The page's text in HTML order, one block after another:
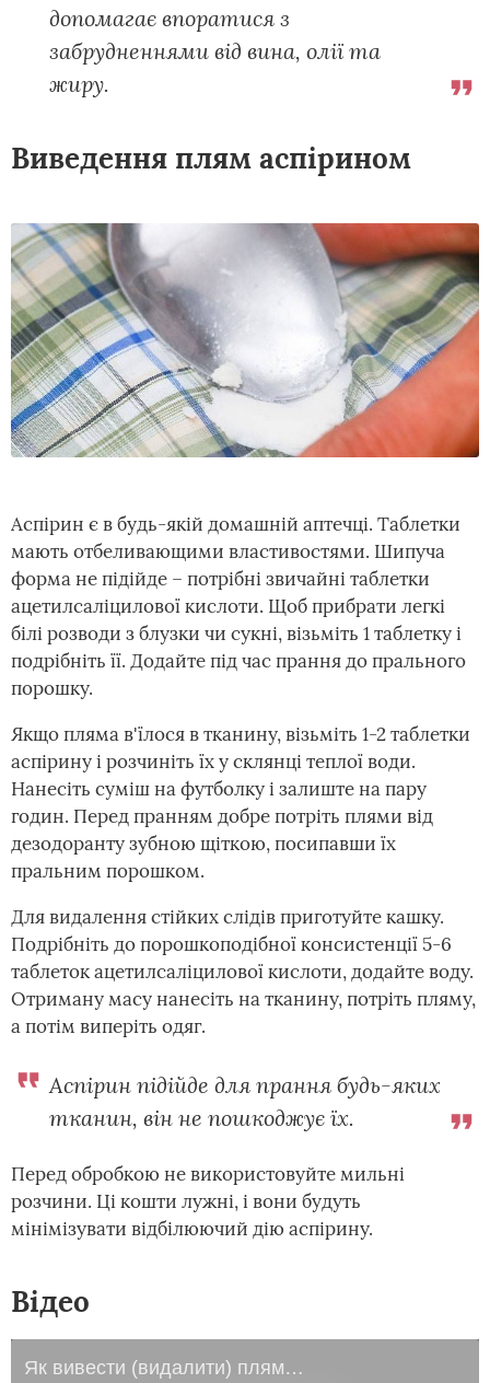
допомагає впоратися з
забрудненнями від вина, олії та
жиру.
Виведення плям аспірином
Аспірин є в будь-якій домашній аптечці. Таблетки
мають отбеливающими властивостями. Шипуча
форма не підійде – потрібні звичайні таблетки
ацетилсаліцилової кислоти. Щоб прибрати легкі
білі розводи з блузки чи сукні, візьміть 1 таблетку і
подрібніть її. Додайте під час прання до прального
порошку.
Якщо пляма в'їлося в тканину, візьміть 1-2 таблетки
аспірину і розчиніть їх у склянці теплої води.
Нанесіть суміш на футболку і залиште на пару
годин. Перед пранням добре потріть плями від
дезодоранту зубною щіткою, посипавши їх
пральним порошком.
Для видалення стійких слідів приготуйте кашку.
Подрібніть до порошкоподібної консистенції 5-6
таблеток ацетилсаліцилової кислоти, додайте воду.
Отриману масу нанесіть на тканину, потріть пляму,
а потім виперіть одяг.
Аспірин підійде для прання будь-яких
тканин, він не пошкоджує їх.
Перед обробкою не використовуйте мильні
розчини. Ці кошти лужні, і вони будуть
мінімізувати відбілюючий дію аспірину.
Відео
Як вивести (видалити) плями від дезодоранту на темній або кольоровому одязі в домашніх умовах